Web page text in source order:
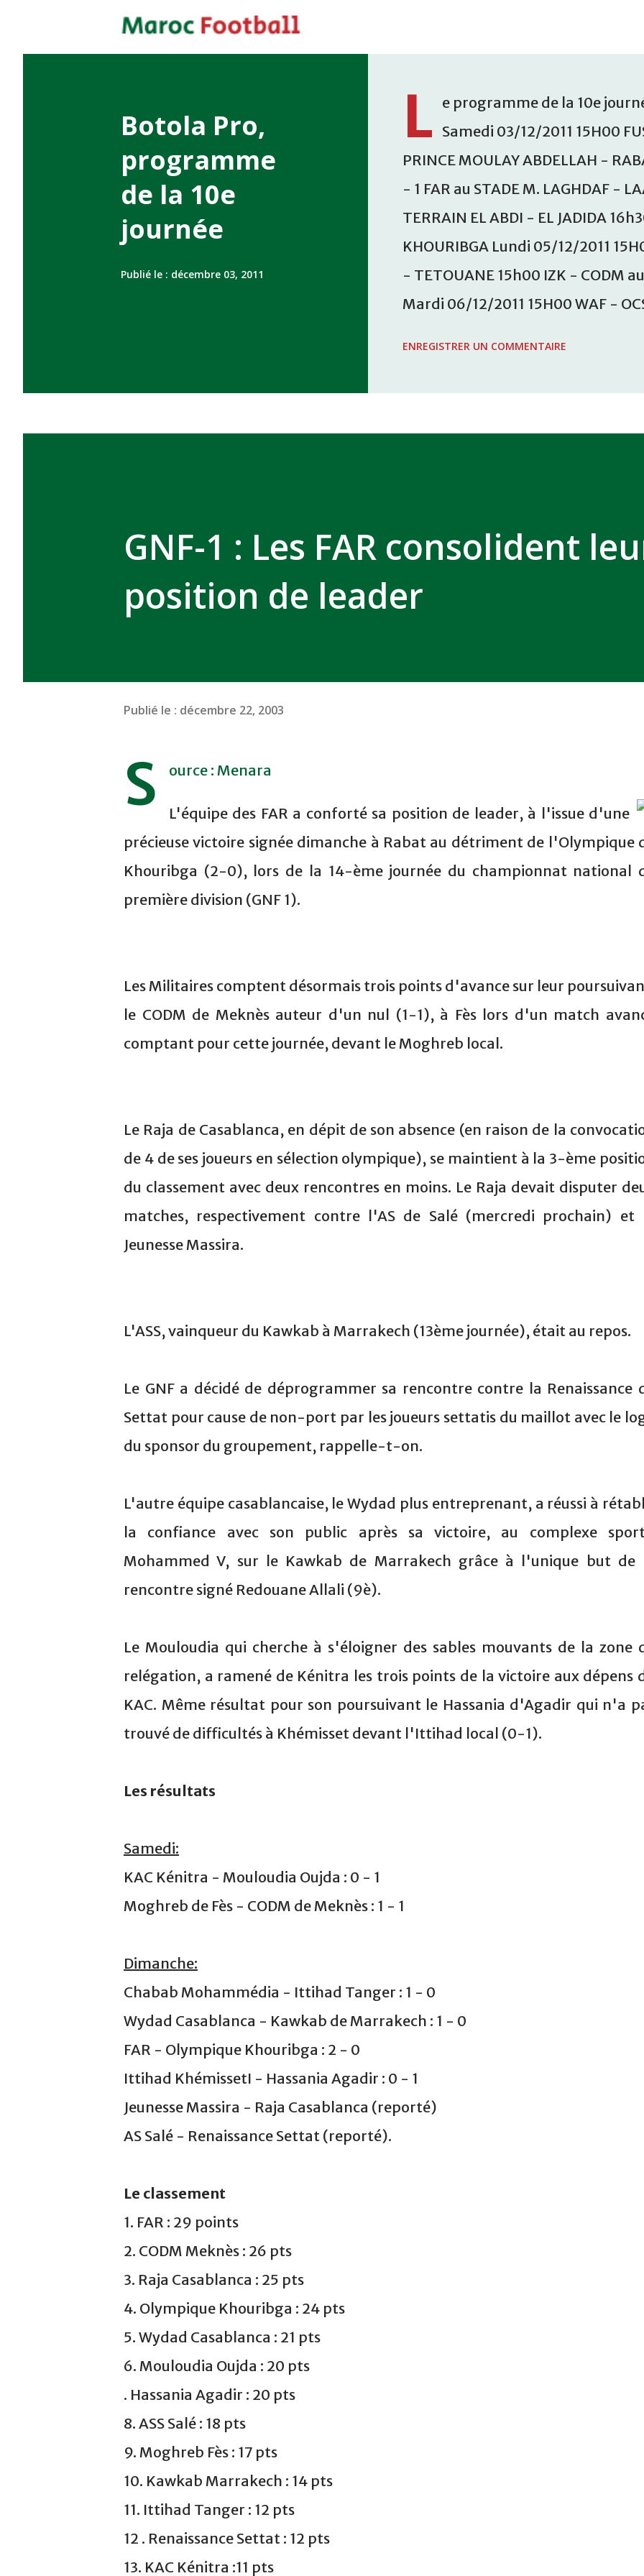
Botola Pro,
programme
de la 10e
journée
Publié le : décembre 03, 2011
L e programme de la 10e
Samedi 03/12/2011 15H00
PRINCE MOULAY ABDELLAH -
- 1 FAR au STADE M. LAGHDAF -
TERRAIN EL ABDI - EL JADIDA
KHOURIBGA Lundi 05/12/2011
- TETOUANE 15h00 IZK - CODM
Mardi 06/12/2011 15H00 WAF -
ENREGISTRER UN COMMENTAIRE
GNF-1 : Les FAR consolident
position de leader
Publié le : décembre 22, 2003
S ource : Menara
L'équipe des FAR a conforté sa position de leader, à l'issue d'une
précieuse victoire signée dimanche à Rabat au détriment de l'Olympique
Khouribga (2-0), lors de la 14-ème journée du championnat national
première division (GNF 1).
Les Militaires comptent désormais trois points d'avance sur leur
le CODM de Meknès auteur d'un nul (1-1), à Fès lors d'un match
comptant pour cette journée, devant le Moghreb local.
Le Raja de Casablanca, en dépit de son absence (en raison de la
de 4 de ses joueurs en sélection olympique), se maintient à la 3-ème
du classement avec deux rencontres en moins. Le Raja devait disputer
matches, respectivement contre l'AS de Salé (mercredi prochain) et
Jeunesse Massira.
L'ASS, vainqueur du Kawkab à Marrakech (13ème journée), était au repos.
Le GNF a décidé de déprogrammer sa rencontre contre la Renaissance
Settat pour cause de non-port par les joueurs settatis du maillot avec le
du sponsor du groupement, rappelle-t-on.
L'autre équipe casablancaise, le Wydad plus entreprenant, a réussi à
la confiance avec son public après sa victoire, au complexe
Mohammed V, sur le Kawkab de Marrakech grâce à l'unique but de
rencontre signé Redouane Allali (9è).
Le Mouloudia qui cherche à s'éloigner des sables mouvants de la zone
relégation, a ramené de Kénitra les trois points de la victoire aux dépens
KAC. Même résultat pour son poursuivant le Hassania d'Agadir qui n'a
trouvé de difficultés à Khémisset devant l'Ittihad local (0-1).
Les résultats
Samedi:
KAC Kénitra - Mouloudia Oujda : 0 - 1
Moghreb de Fès - CODM de Meknès : 1 - 1
Dimanche:
Chabab Mohammédia - Ittihad Tanger : 1 - 0
Wydad Casablanca - Kawkab de Marrakech : 1 - 0
FAR - Olympique Khouribga : 2 - 0
Ittihad KhémissetI - Hassania Agadir : 0 - 1
Jeunesse Massira - Raja Casablanca (reporté)
AS Salé - Renaissance Settat (reporté).
Le classement
1. FAR : 29 points
2. CODM Meknès : 26 pts
3. Raja Casablanca : 25 pts
4. Olympique Khouribga : 24 pts
5. Wydad Casablanca : 21 pts
6. Mouloudia Oujda : 20 pts
. Hassania Agadir : 20 pts
8. ASS Salé : 18 pts
9. Moghreb Fès : 17 pts
10. Kawkab Marrakech : 14 pts
11. Ittihad Tanger : 12 pts
12 . Renaissance Settat : 12 pts
13. KAC Kénitra :11 pts